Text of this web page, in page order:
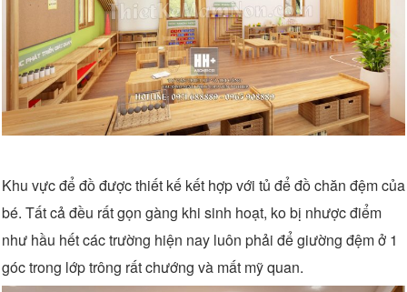
Khu vực để đồ được thiết kế kết hợp với tủ để đồ chăn đệm của
bé. Tất cả đều rất gọn gàng khi sinh hoạt, ko bị nhược điểm
như hầu hết các trường hiện nay luôn phải để giường đệm ở 1
góc trong lớp trông rất chướng và mất mỹ quan.